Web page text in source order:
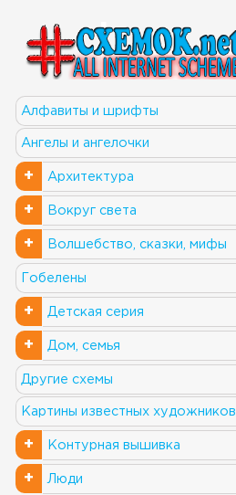
Алфавиты и шрифты
Ангелы и ангелочки
+ Архитектура
+ Вокруг света
+ Волшебство, сказки, мифы
Гобелены
+ Детская серия
+ Дом, семья
Другие схемы
Картины известных художников
+ Контурная вышивка
+ Люди